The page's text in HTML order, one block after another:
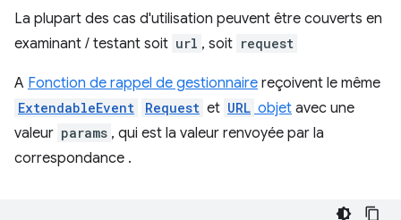
La plupart des cas d'utilisation peuvent être couverts en
examinant / testant soit url , soit request
A Fonction de rappel de gestionnaire reçoivent le même
ExtendableEvent Request et URL objet avec une
valeur params , qui est la valeur renvoyée par la
correspondance .